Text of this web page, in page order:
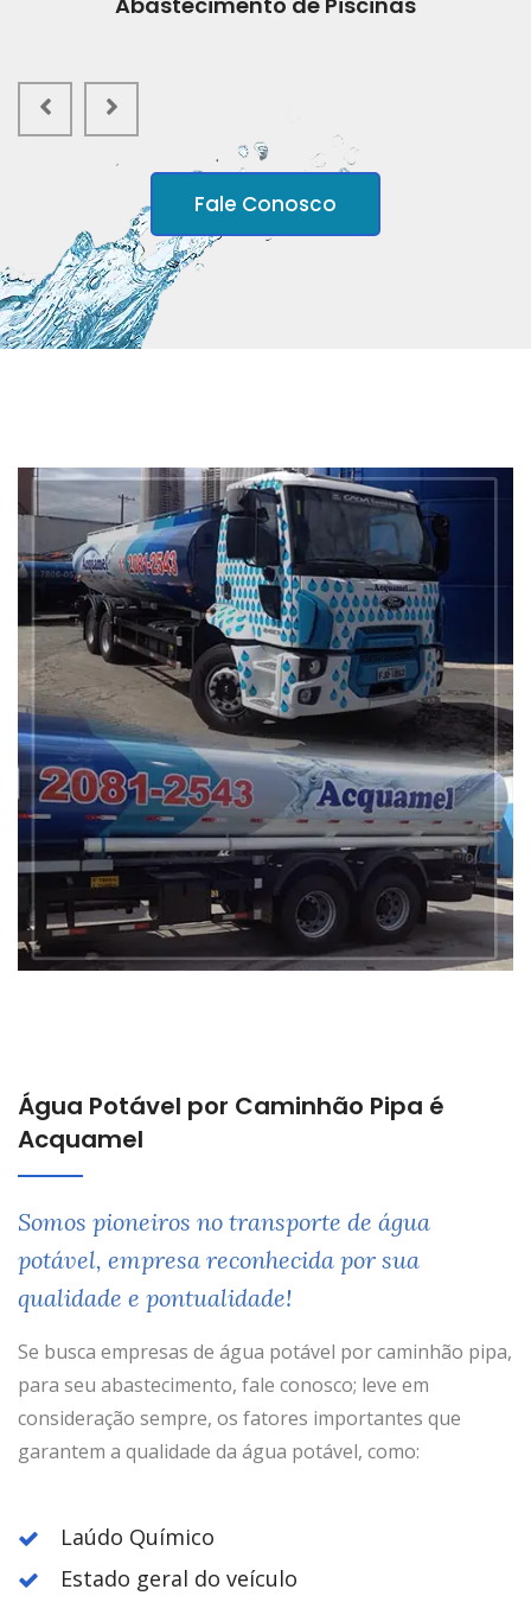
Fale Conosco
Água Potável por Caminhão Pipa é
Acquamel
Somos pioneiros no transporte de água
potável, empresa reconhecida por sua
qualidade e pontualidade!
Se busca empresas de água potável por caminhão pipa,
para seu abastecimento, fale conosco; leve em
consideração sempre, os fatores importantes que
garantem a qualidade da água potável, como:
Laúdo Químico
Estado geral do veículo